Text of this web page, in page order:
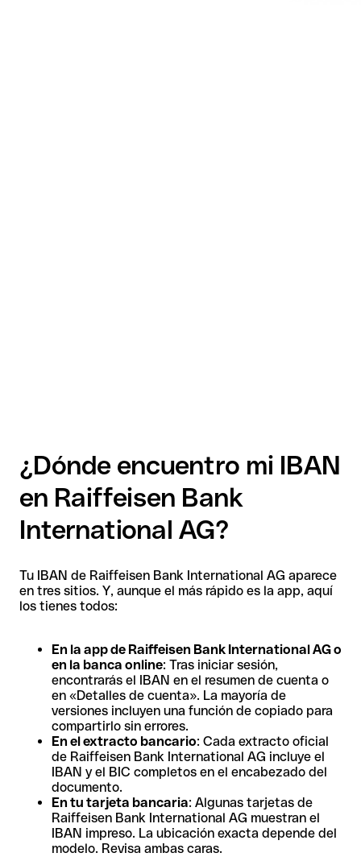
¿Dónde encuentro mi IBAN
en Raiffeisen Bank
International AG?
Tu IBAN de Raiffeisen Bank International AG aparece
en tres sitios. Y, aunque el más rápido es la app, aquí
los tienes todos:
En la app de Raiffeisen Bank International AG o
en la banca online: Tras iniciar sesión,
encontrarás el IBAN en el resumen de cuenta o
en «Detalles de cuenta». La mayoría de
versiones incluyen una función de copiado para
compartirlo sin errores.
En el extracto bancario: Cada extracto oficial
de Raiffeisen Bank International AG incluye el
IBAN y el BIC completos en el encabezado del
documento.
En tu tarjeta bancaria: Algunas tarjetas de
Raiffeisen Bank International AG muestran el
IBAN impreso. La ubicación exacta depende del
modelo. Revisa ambas caras.